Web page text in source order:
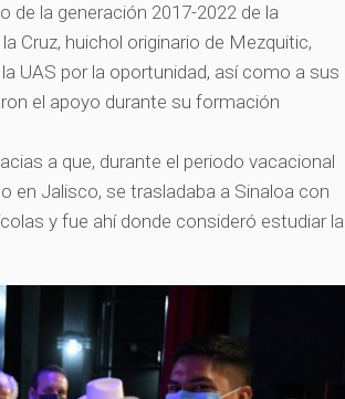
de la generación 2017-2022 de la
Cruz, huichol originario de Mezquitic,
UAS por la oportunidad, así como a sus
el apoyo durante su formación
a que, durante el periodo vacacional
en Jalisco, se trasladaba a Sinaloa con
y fue ahí donde consideró estudiar la